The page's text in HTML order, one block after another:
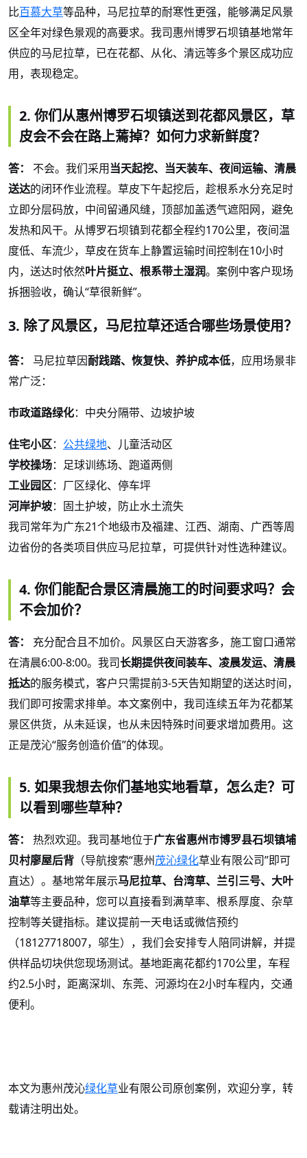
比百慕大草等品种，马尼拉草的耐寒性更强，能够满足风景
区全年对绿色景观的高要求。我司惠州博罗石坝镇基地常年
供应的马尼拉草，已在花都、从化、清远等多个景区成功应
用，表现稳定。
2. 你们从惠州博罗石坝镇送到花都风景区，草
皮会不会在路上蔫掉？如何力求新鲜度？
答： 不会。我们采用当天起挖、当天装车、夜间运输、清晨
送达的闭环作业流程。草皮下午起挖后，趁根系水分充足时
立即分层码放，中间留通风缝，顶部加盖透气遮阳网，避免
发热和风干。从博罗石坝镇到花都全程约170公里，夜间温
度低、车流少，草皮在货车上静置运输时间控制在10小时
内，送达时依然叶片挺立、根系带土湿润。案例中客户现场
拆捆验收，确认“草很新鲜”。
3. 除了风景区，马尼拉草还适合哪些场景使用？
答： 马尼拉草因耐践踏、恢复快、养护成本低，应用场景非
常广泛：
市政道路绿化：中央分隔带、边坡护坡
住宅小区： 公共绿地、儿童活动区
学校操场：足球训练场、跑道两侧
工业园区：厂区绿化、停车坪
河岸护坡：固土护坡，防止水土流失
我司常年为广东21个地级市及福建、江西、湖南、广西等周
边省份的各类项目供应马尼拉草，可提供针对性选种建议。
4. 你们能配合景区清晨施工的时间要求吗？会
不会加价？
答：
充分配合且不加价。风景区白天游客多，施工窗口通常
在清晨6:00-8:00。我司长期提供夜间装车、凌晨发运、清晨
抵达的服务模式，客户只需提前3-5天告知期望的送达时间，
我们即可按需求排单。本文案例中，我司连续五年为花都某
景区供货，从未延误，也从未因特殊时间要求增加费用。这
正是茂沁“服务创造价值”的体现。
5. 如果我想去你们基地实地看草，怎么走？可
以看到哪些草种？
答： 热烈欢迎。我司基地位于广东省惠州市博罗县石坝镇埔
贝村廖屋后背 （导航搜索“惠州茂沁绿化草业有限公司”即可
直达）。基地常年展示马尼拉草、台湾草、兰引三号、大叶
油草等主要品种，您可以直接看到满草率、根系厚度、杂草
控制等关键指标。建议提前一天电话或微信预约
（18127718007，邬生），我们会安排专人陪同讲解，并提
供样品切块供您现场测试。基地距离花都约170公里，车程
约2.5小时，距离深圳、东莞、河源均在2小时车程内，交通
便利。
本文为惠州茂沁绿化草业有限公司原创案例，欢迎分享，转
载请注明出处。